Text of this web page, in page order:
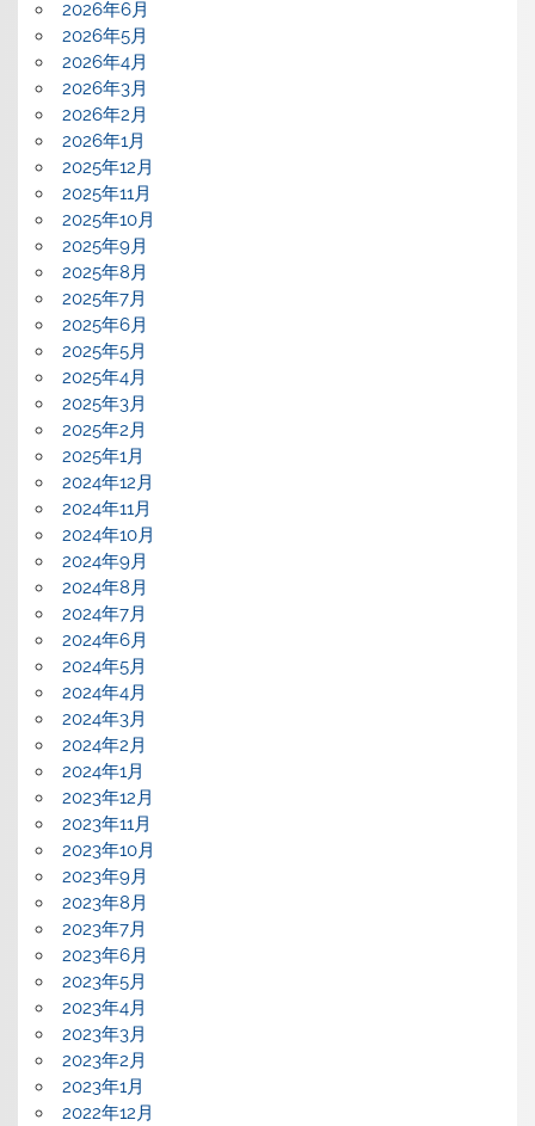
2026年6月
2026年5月
2026年4月
2026年3月
2026年2月
2026年1月
2025年12月
2025年11月
2025年10月
2025年9月
2025年8月
2025年7月
2025年6月
2025年5月
2025年4月
2025年3月
2025年2月
2025年1月
2024年12月
2024年11月
2024年10月
2024年9月
2024年8月
2024年7月
2024年6月
2024年5月
2024年4月
2024年3月
2024年2月
2024年1月
2023年12月
2023年11月
2023年10月
2023年9月
2023年8月
2023年7月
2023年6月
2023年5月
2023年4月
2023年3月
2023年2月
2023年1月
2022年12月